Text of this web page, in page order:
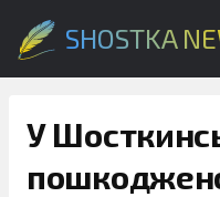
SHOSTKA
У